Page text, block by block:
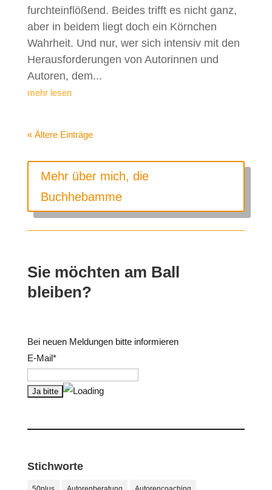
furchteinflößend. Beides trifft es nicht ganz,
aber in beidem liegt doch ein Körnchen
Wahrheit. Und nur, wer sich intensiv mit den
Herausforderungen von Autorinnen und
Autoren, dem...
mehr lesen
« Ältere Einträge
Mehr über mich, die
Buchhebamme
Sie möchten am Ball
bleiben?
Bei neuen Meldungen bitte informieren
E-Mail*
Stichworte